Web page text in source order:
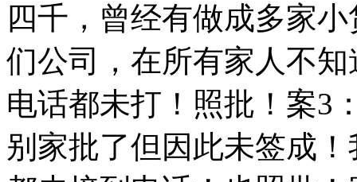
四千，曾经有做成多家
们公司，在所有家人不
电话都未打！照批！案3
别家批了但因此未签成